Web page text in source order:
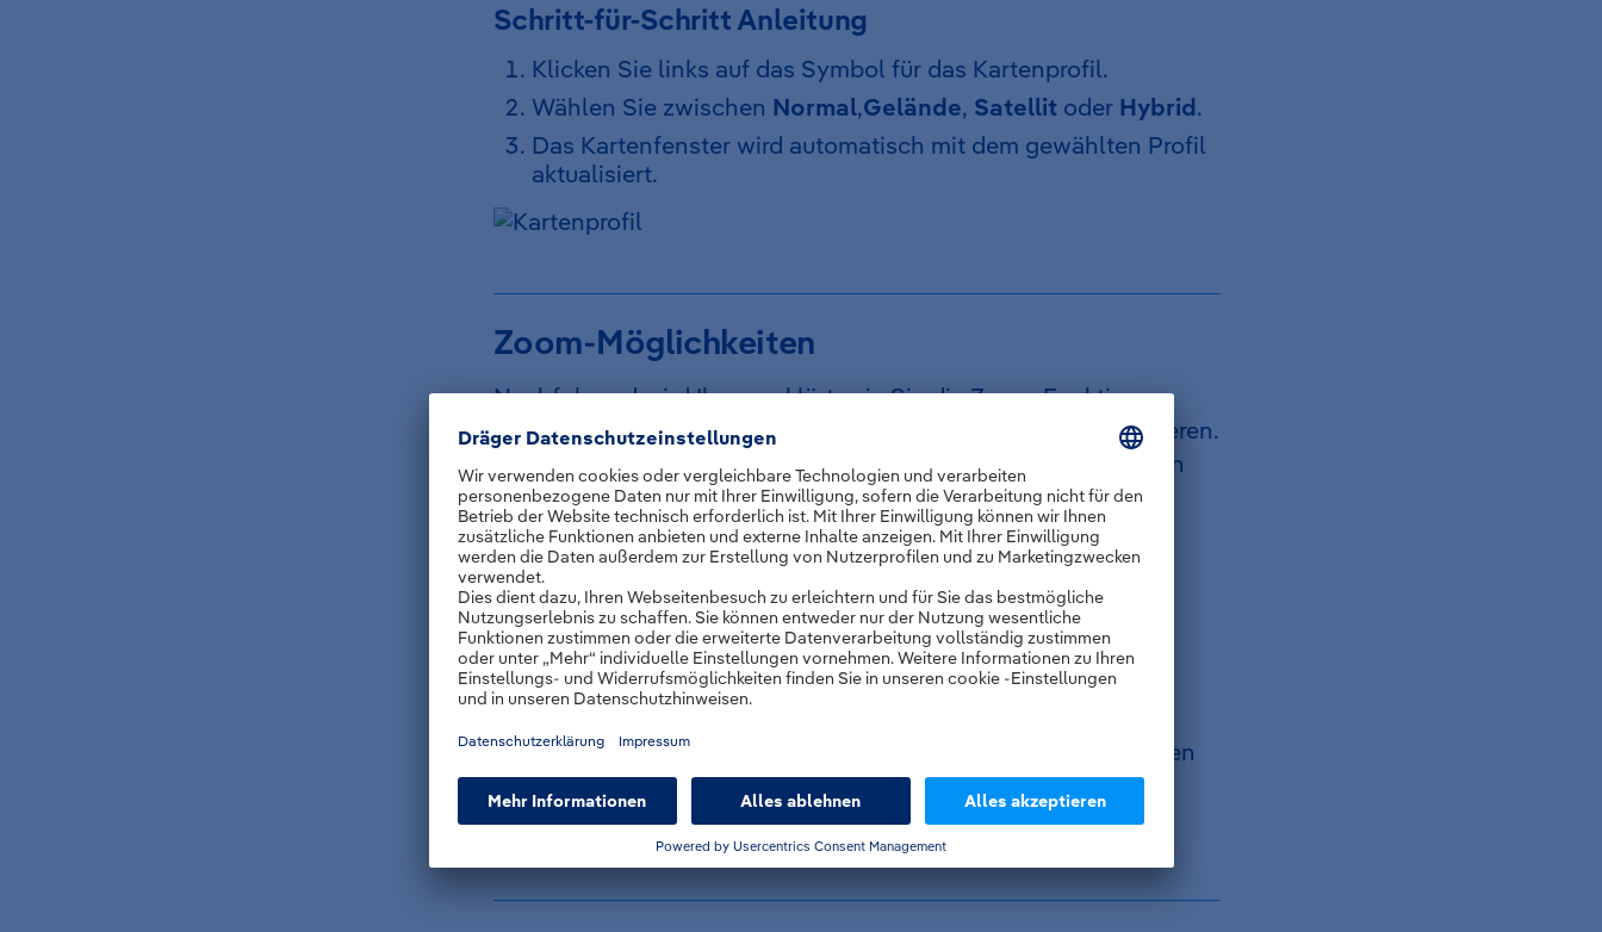
Schritt-für-Schritt Anleitung
Klicken Sie links auf das Symbol für das Kartenprofil.
Wählen Sie zwischen Normal,Gelände, Satellit oder Hybrid.
Das Kartenfenster wird automatisch mit dem gewählten Profil
aktualisiert.
Zoom-Möglichkeiten
Nachfolgend wird Ihnen erklärt, wie Sie die Zoom-Funktion
nutzen, um direkt auf die Route oder den Einsatzort zu fokussieren.
Dieser Abschnitt zeigt Ihnen die Schritte, um den gewünschten
Bildausschnitt schnell anzuzeigen.
Schritt-für-Schritt Anleitung
Suchen Sie das Symbol auf der rechten Seite der
Benutzeroberfläche.
Klicken Sie auf das Symbol, um zwischenRouteoder
Einsatzortzu wählen.
Das System zoomt automatisch auf den zuvor ausgewählten
Bereich.